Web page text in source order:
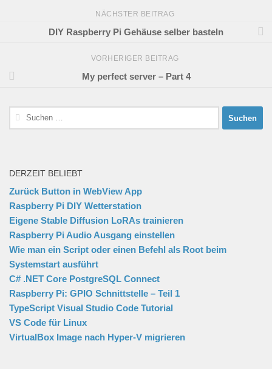
NÄCHSTER BEITRAG
DIY Raspberry Pi Gehäuse selber basteln
VORHERIGER BEITRAG
My perfect server – Part 4
Suchen
nach:
DERZEIT BELIEBT
Zurück Button in WebView App
Raspberry Pi DIY Wetterstation
Eigene Stable Diffusion LoRAs trainieren
Raspberry Pi Audio Ausgang einstellen
Wie man ein Script oder einen Befehl als Root beim
Systemstart ausführt
C# .NET Core PostgreSQL Connect
Raspberry Pi: GPIO Schnittstelle – Teil 1
TypeScript Visual Studio Code Tutorial
VS Code für Linux
VirtualBox Image nach Hyper-V migrieren